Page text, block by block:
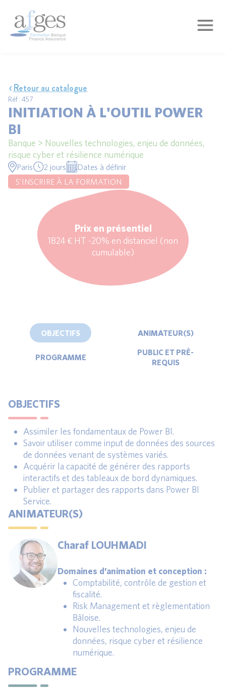
Retour au catalogue
Réf : 457
INITIATION À L'OUTIL POWER
BI
Banque > Nouvelles technologies, enjeu de données,
risque cyber et résilience numérique
Paris 2 jours
Dates à définir
S'INSCRIRE À LA FORMATION
Prix en présentiel
1824 € HT -20% en distanciel (non
cumulable)
OBJECTIFS ANIMATEUR(S)
PROGRAMME
PUBLIC ET PRÉ-
REQUIS
OBJECTIFS
Assimiler les fondamentaux de Power BI.
Savoir utiliser comme input de données des sources
de données venant de systèmes variés.
Acquérir la capacité de générer des rapports
interactifs et des tableaux de bord dynamiques.
Publier et partager des rapports dans Power BI
Service.
ANIMATEUR(S)
Charaf LOUHMADI
Domaines d’animation et conception :
Comptabilité, contrôle de gestion et
fiscalité.
Risk Management et règlementation
Bâloise.
Nouvelles technologies, enjeu de
données, risque cyber et résilience
numérique.
PROGRAMME